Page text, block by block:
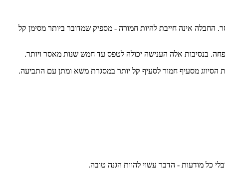
החבלה אינה חייבת להיות חמורה - מספיק שמדובר ביותר מסימן קל
בנסיבות אלה הענישה יכולה לטפס עד חמש שנות מאסר ויותר.
הסיווג מסעיף חמור לסעיף קל יותר במסגרת משא ומתן עם התביעה.
כל מודעות - הדבר עשוי להוות הגנה טובה.